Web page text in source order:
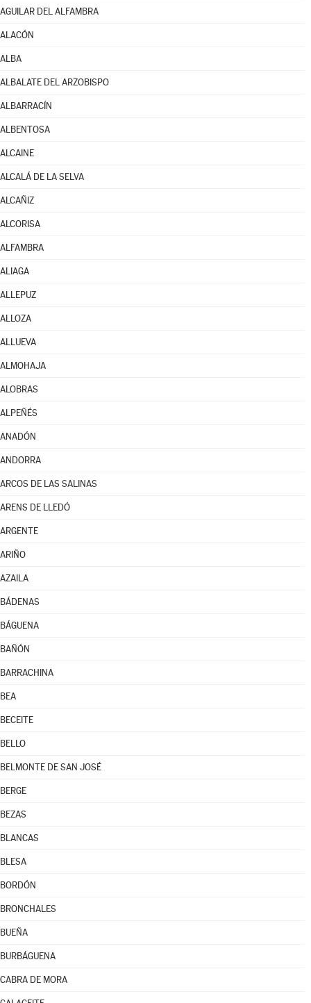
AGUILAR DEL ALFAMBRA
ALACÓN
ALBA
ALBALATE DEL ARZOBISPO
ALBARRACÍN
ALBENTOSA
ALCAINE
ALCALÁ DE LA SELVA
ALCAÑIZ
ALCORISA
ALFAMBRA
ALIAGA
ALLEPUZ
ALLOZA
ALLUEVA
ALMOHAJA
ALOBRAS
ALPEÑÉS
ANADÓN
ANDORRA
ARCOS DE LAS SALINAS
ARENS DE LLEDÓ
ARGENTE
ARIÑO
AZAILA
BÁDENAS
BÁGUENA
BAÑÓN
BARRACHINA
BEA
BECEITE
BELLO
BELMONTE DE SAN JOSÉ
BERGE
BEZAS
BLANCAS
BLESA
BORDÓN
BRONCHALES
BUEÑA
BURBÁGUENA
CABRA DE MORA